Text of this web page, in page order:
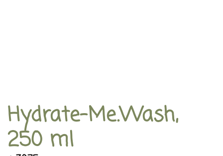
Hydrate-Me.Wash,
250 ml